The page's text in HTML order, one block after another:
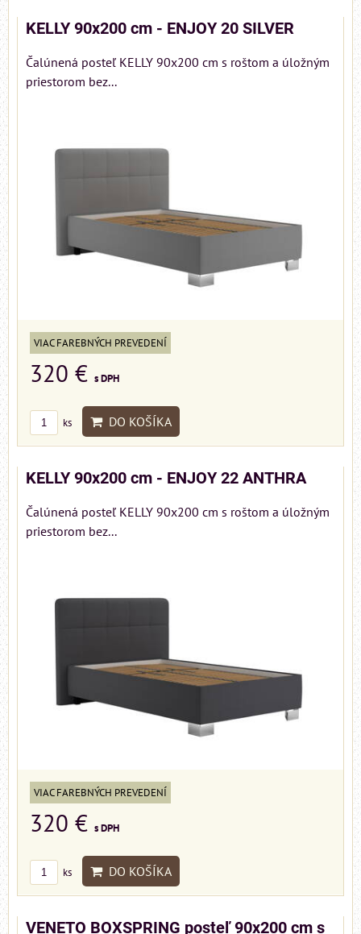
KELLY 90x200 cm - ENJOY 20 SILVER
Čalúnená posteľ KELLY 90x200 cm s roštom a úložným
priestorom bez...
VIAC FAREBNÝCH PREVEDENÍ
320 € s DPH
ks DO KOŠÍKA
KELLY 90x200 cm - ENJOY 22 ANTHRA
Čalúnená posteľ KELLY 90x200 cm s roštom a úložným
priestorom bez...
VIAC FAREBNÝCH PREVEDENÍ
320 € s DPH
ks DO KOŠÍKA
VENETO BOXSPRING posteľ 90x200 cm s